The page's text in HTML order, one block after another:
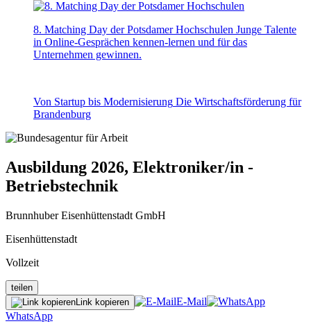
8. Matching Day der Potsdamer Hochschulen Junge Talente
in Online-Gesprächen kennen-lernen und für das
Unternehmen gewinnen.
Von Startup bis Modernisierung Die Wirtschaftsförderung für
Brandenburg
Ausbildung 2026, Elektroniker/in -
Betriebstechnik
Brunnhuber Eisenhüttenstadt GmbH
Eisenhüttenstadt
Vollzeit
teilen
Link kopieren
E-Mail
WhatsApp